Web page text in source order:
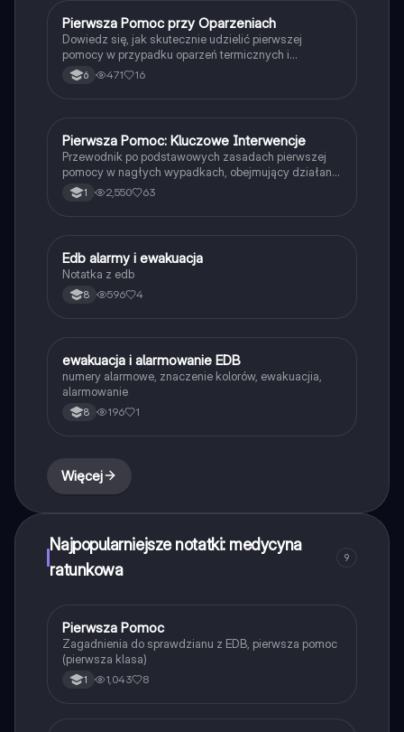
pracy.
Edukacja dla bezpieczeństwa
Pierwsza Pomoc przy Oparzeniach
Dowiedz się, jak skutecznie udzielić pierwszej
pomocy w przypadku oparzeń termicznych i
chemicznych. Zawiera kluczowe informacje o
przyczynach oparzeń, metodach chłodzenia oraz
6 471 16
Edukacja dla bezpieczeństwa
Pierwsza Pomoc: Kluczowe Interwencje
Przewodnik po podstawowych zasadach pierwszej
pomocy w nagłych wypadkach, obejmujący działania
w przypadku oparzeń, urazów, udarów, cukrzycy i
innych stanów zagrożenia zdrowia. Dowiedz się, jak
1 2,550 63
Edukacja dla bezpieczeństwa
Edb alarmy i ewakuacja
Notatka z edb
8 596 4
Edukacja dla bezpieczeństwa
ewakuacja i alarmowanie EDB
numery alarmowe, znaczenie kolorów, ewakuacjia,
alarmowanie
8 196 1
Więcej
Najpopularniejsze notatki: medycyna
ratunkowa
9
Edukacja dla bezpieczeństwa
Pierwsza Pomoc
Zagadnienia do sprawdzianu z EDB, pierwsza pomoc
(pierwsza klasa)
1 1,043 8